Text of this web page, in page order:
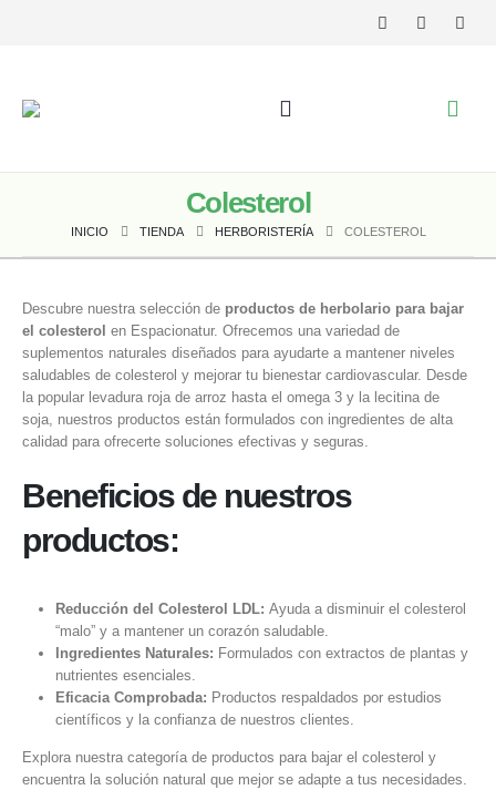
Colesterol
INICIO TIENDA HERBORISTERÍA COLESTEROL
Descubre nuestra selección de productos de herbolario para bajar
el colesterol en Espacionatur. Ofrecemos una variedad de
suplementos naturales diseñados para ayudarte a mantener niveles
saludables de colesterol y mejorar tu bienestar cardiovascular. Desde
la popular levadura roja de arroz hasta el omega 3 y la lecitina de
soja, nuestros productos están formulados con ingredientes de alta
calidad para ofrecerte soluciones efectivas y seguras.
Beneficios de nuestros
productos:
Reducción del Colesterol LDL: Ayuda a disminuir el colesterol
“malo” y a mantener un corazón saludable.
Ingredientes Naturales: Formulados con extractos de plantas y
nutrientes esenciales.
Eficacia Comprobada: Productos respaldados por estudios
científicos y la confianza de nuestros clientes.
Explora nuestra categoría de productos para bajar el colesterol y
encuentra la solución natural que mejor se adapte a tus necesidades.